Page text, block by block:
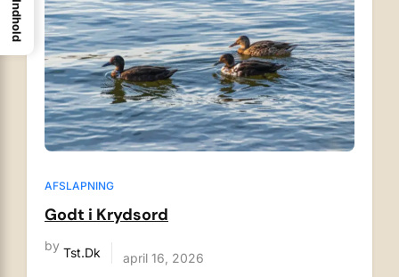
AFSLAPNING
Godt i Krydsord
by Tst.dk april 16, 2026
Indhold